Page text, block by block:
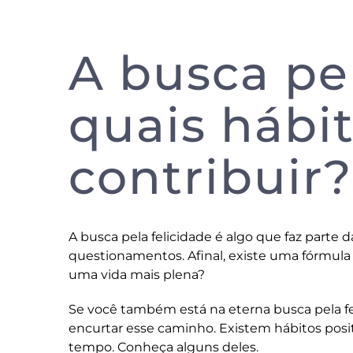
A busca
quais
contribuir?
A busca pela felicidade é algo que faz parte
questionamentos. Afinal, existe uma
uma vida mais plena?
Se você também está na eterna busca
encurtar esse caminho. Existem hábitos
tempo. Conheça alguns deles.